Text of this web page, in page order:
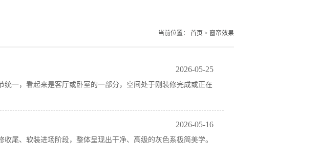
当前位置： 首页 > 窗帘效果
2026-05-25
一，看起来是客厅或卧室的一部分，空间处于刚装修完成或正在
2026-05-16
尾、软装进场阶段，整体呈现出干净、高级的灰色系极简美学。